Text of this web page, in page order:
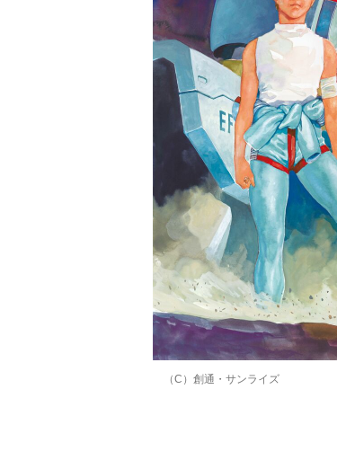
（C）創通・サンライズ